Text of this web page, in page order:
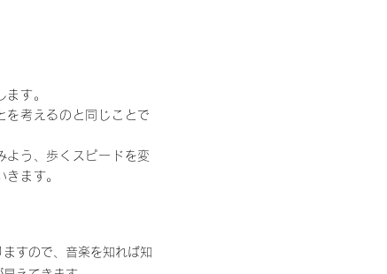
す。
を考えるのと同じことで
よう、歩くスピードを変
ます。
すので、音楽を知れば知